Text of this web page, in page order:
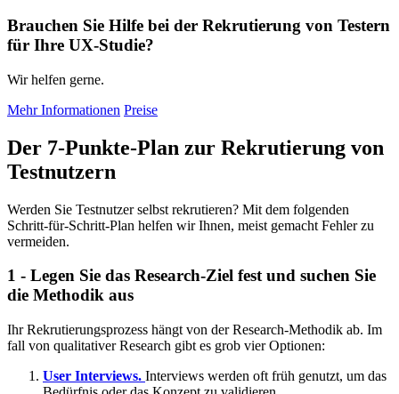
Brauchen Sie Hilfe bei der Rekrutierung von Testern
für Ihre UX-Studie?
Wir helfen gerne.
Mehr Informationen Preise
Der 7-Punkte-Plan zur Rekrutierung von
Testnutzern
Werden Sie Testnutzer selbst rekrutieren? Mit dem folgenden
Schritt-für-Schritt-Plan helfen wir Ihnen, meist gemacht Fehler zu
vermeiden.
1 - Legen Sie das Research-Ziel fest und suchen Sie
die Methodik aus
Ihr Rekrutierungsprozess hängt von der Research-Methodik ab. Im
fall von qualitativer Research gibt es grob vier Optionen:
User Interviews. Interviews werden oft früh genutzt, um das